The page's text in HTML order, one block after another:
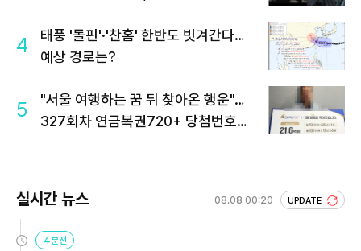
4
태풍 '돌핀'·'찬홈' 한반도 빗겨간다…
예상 경로는?
5
"서울 여행하는 꿈 뒤 찾아온 행운"…
327회차 연금복권720+ 당첨번호조
실시간 뉴스 08.08 00:20 UPDATE
4분전